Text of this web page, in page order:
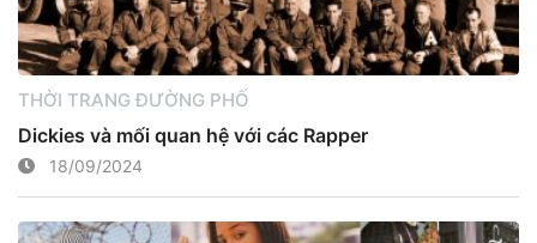
THỜI TRANG ĐƯỜNG PHỐ
Dickies và mối quan hệ với các Rapper
18/09/2024